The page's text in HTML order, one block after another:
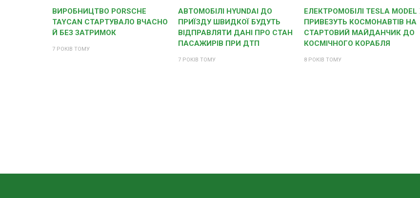
ВИРОБНИЦТВО PORSCHE
TAYCAN СТАРТУВАЛО ВЧАСНО
Й БЕЗ ЗАТРИМОК
7 РОКІВ ТОМУ
АВТОМОБІЛІ HYUNDAI ДО
ПРИЇЗДУ ШВИДКОЇ БУДУТЬ
ВІДПРАВЛЯТИ ДАНІ ПРО СТАН
ПАСАЖИРІВ ПРИ ДТП
7 РОКІВ ТОМУ
ЕЛЕКТРОМОБІЛІ TESLA MODEL X
ПРИВЕЗУТЬ КОСМОНАВТІВ НА
СТАРТОВИЙ МАЙДАНЧИК ДО
КОСМІЧНОГО КОРАБЛЯ
8 РОКІВ ТОМУ